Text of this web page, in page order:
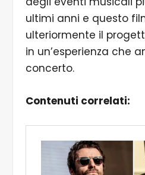
ultimi anni e questo
ulteriormente il
in un’esperienza che
concerto.
Contenuti correlati: